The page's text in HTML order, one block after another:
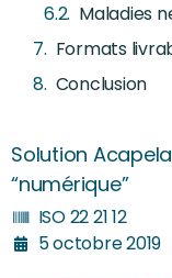
Maladies
Formats
Conclusion
Solution
“numérique”
ISO 22 21 12
5 octobre 2019